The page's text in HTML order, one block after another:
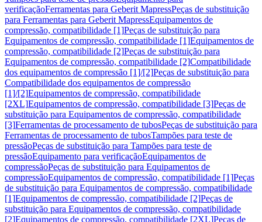
verificaçãoFerramentas para Geberit MapressPeças de substituição
para Ferramentas para Geberit MapressEquipamentos de
compressão, compatibilidade [1]Peças de substituição para
Equipamentos de compressão, compatibilidade [1]Equipamentos de
compressão, compatibilidade [2]Peças de substituição para
Equipamentos de compressão, compatibilidade [2]Compatibilidade
dos equipamentos de compressão [1]/[2]Peças de substituição para
Compatibilidade dos equipamentos de compressão
[1]/[2]Equipamentos de compressão, compatibilidade
[2XL]Equipamentos de compressão, compatibilidade [3]Peças de
substituição para Equipamentos de compressão, compatibilidade
[3]Ferramentas de processamento de tubosPeças de substituição para
Ferramentas de processamento de tubosTampões para teste de
pressãoPeças de substituição para Tampões para teste de
pressãoEquipamento para verificaçãoEquipamentos de
compressãoPeças de substituição para Equipamentos de
compressãoEquipamentos de compressão, compatibilidade [1]Peças
de substituição para Equipamentos de compressão, compatibilidade
[1]Equipamentos de compressão, compatibilidade [2]Peças de
substituição para Equipamentos de compressão, compatibilidade
[2]Equipamentos de compressão, compatibilidade [2XL]Peças de